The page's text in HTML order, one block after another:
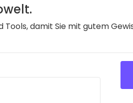
damit Sie mit gutem